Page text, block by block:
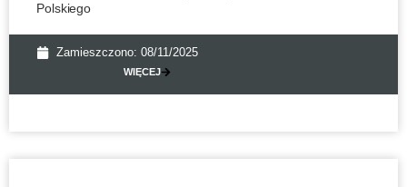
Polskiego
Zamieszczono: 08/11/2025
WIĘCEJ